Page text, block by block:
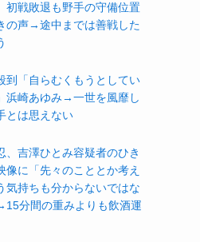
初戦敗退も野手の守備位置
の声→途中までは善戦した
到「自らむくもうとしてい
浜崎あゆみ→一世を風靡し
とは思えない
、吉澤ひとみ容疑者のひき
像に「先々のこととか考え
気持ちも分からないではな
分間の重みよりも飲酒運